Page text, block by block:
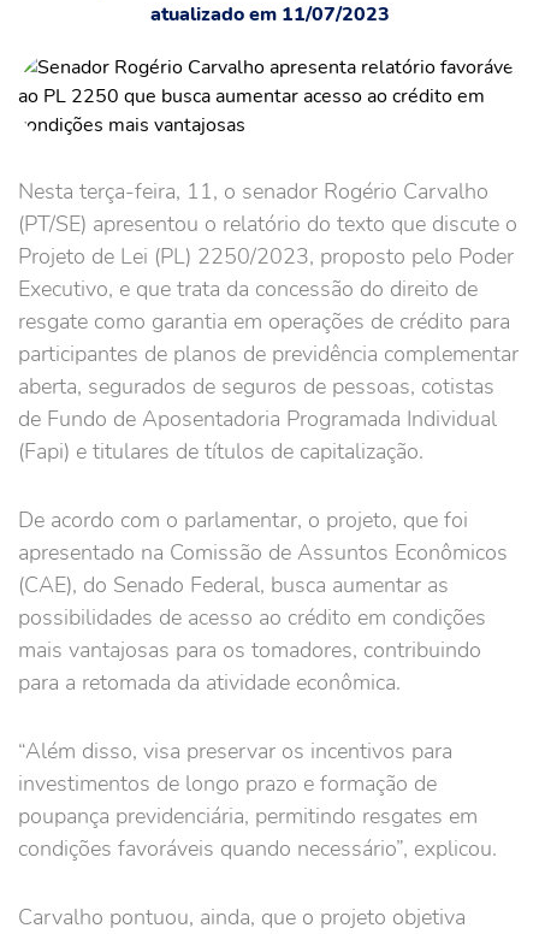
atualizado em 11/07/2023
Nesta terça-feira, 11, o senador Rogério Carvalho
(PT/SE) apresentou o relatório do texto que discute o
Projeto de Lei (PL) 2250/2023, proposto pelo Poder
Executivo, e que trata da concessão do direito de
resgate como garantia em operações de crédito para
participantes de planos de previdência complementar
aberta, segurados de seguros de pessoas, cotistas
de Fundo de Aposentadoria Programada Individual
(Fapi) e titulares de títulos de capitalização.
De acordo com o parlamentar, o projeto, que foi
apresentado na Comissão de Assuntos Econômicos
(CAE), do Senado Federal, busca aumentar as
possibilidades de acesso ao crédito em condições
mais vantajosas para os tomadores, contribuindo
para a retomada da atividade econômica.
“Além disso, visa preservar os incentivos para
investimentos de longo prazo e formação de
poupança previdenciária, permitindo resgates em
condições favoráveis quando necessário”, explicou.
Carvalho pontuou, ainda, que o projeto objetiva